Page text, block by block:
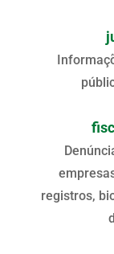
registros,